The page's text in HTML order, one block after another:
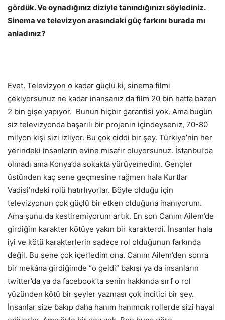
gördük. Ve oynadığınız diziyle tanındığınızı söylediniz.
Sinema ve televizyon arasındaki güç farkını burada mı
anladınız?
Evet. Televizyon o kadar güçlü ki, sinema filmi
çekiyorsunuz ne kadar inansanız da film 20 bin hatta bazen
2 bin gişe yapıyor. Bunun hiçbir garantisi yok. Ama bugün
siz televizyonda başarılı bir projenin içindeyseniz, 70-80
milyon kişi sizi izliyor. Bu çok ciddi bir şey. Türkiye’nin her
yerindeki insanların evine misafir oluyorsunuz. İstanbul’da
olmadı ama Konya’da sokakta yürüyemedim. Gençler
üstünden kaç sene geçmesine rağmen hala Kurtlar
Vadisi’ndeki rolü hatırlıyorlar. Böyle olduğu için
televizyonun çok güçlü bir etken olduğuna inanıyorum.
Ama şunu da kestiremiyorum artık. En son Canım Ailem’de
girdiğim karakter kötüye yakın bir karakterdi. İnsanlar hala
iyi ve kötü karakterlerin sadece rol olduğunun farkında
değil. Bu sene çok içerledim ona. Canım Ailem’den sonra
bir mekâna girdiğimde “o geldi” bakışı ya da insanların
twitter’da ya da facebook’ta senin hakkında sırf o rol
yüzünden kötü bir şeyler yazması çok incitici bir şey.
İnsanlar size bakıp daha hanım hanımcık rollerde sizi hayal